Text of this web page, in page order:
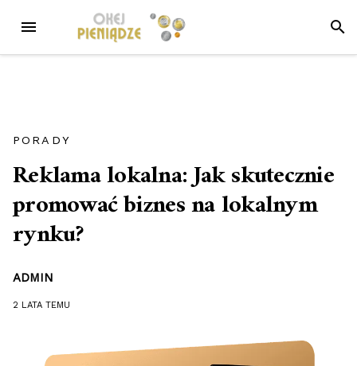
treści
MENU
PORADY
Reklama lokalna: Jak skutecznie
promować biznes na lokalnym
rynku?
ADMIN
2 LATA TEMU